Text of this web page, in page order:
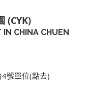
(CYK)
IN CHINA CHUEN
號單位(點去)